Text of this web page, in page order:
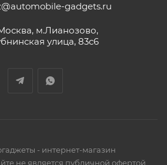
gadgets.ru
м.Лианозово,
улица, 83с6
- интернет-магазин
не является публичной офертой